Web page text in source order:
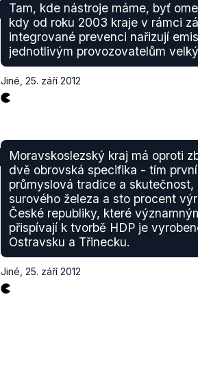
Tam, kde nástroje máme, byť
kdy od roku 2003 kraje v rámci
integrované prevenci nařizují
jednotlivým provozovatelům
Jiné 25. září 2012
Moravskoslezský kraj má oproti
dvě obrovská specifika - tím
průmyslová tradice a
surového železa a sto procent
České republiky, které
přispívají k tvorbě HDP je
Ostravsku a Třinecku.
Jiné 25. září 2012